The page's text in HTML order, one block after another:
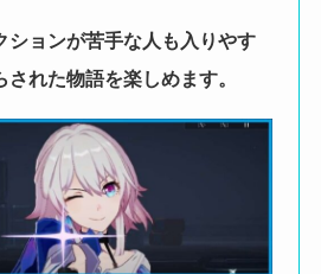
ションが苦手な人も入りやす
された物語を楽しめます。